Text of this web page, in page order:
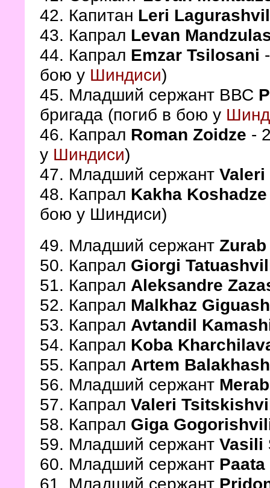
42. Капитан Leri
43. Капрал Levan
44. Капрал Emzar Tsilosani
бою у Шиндиси)
45. Младший сержант ВВС
бригада (погиб в бою у
46. Капрал Roman Zoidze -
у Шиндиси)
47. Младший сержант Valeri
48. Капрал Kakha
бою у Шиндиси)
49. Младший сержант
50. Капрал Giorgi
51. Капрал Aleksandre
52. Капрал Malkhaz
53. Капрал Avtandil
54. Капрал Koba
55. Капрал Artem
56. Младший сержант
57. Капрал Valeri
58. Капрал Giga
59. Младший сержант Vasili
60. Младший сержант
61. Младший сержант